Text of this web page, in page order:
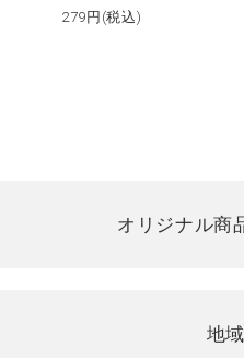
279 円(税込)
オリジナル商
地